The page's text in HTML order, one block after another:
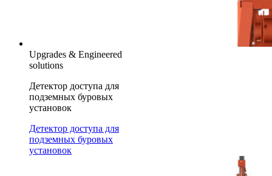
Upgrades & Engineered
solutions
Детектор доступа для
подземных буровых
установок
Детектор доступа для
подземных буровых
установок